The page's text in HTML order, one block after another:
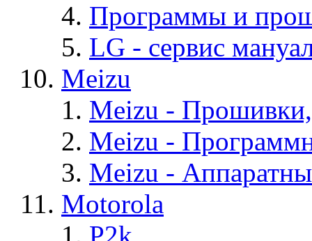
Программы и
LG - cервис
Meizu
Meizu -
Meizu -
Meizu -
Motorola